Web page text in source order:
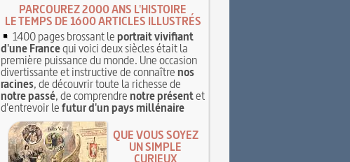
PARCOUREZ 2000 ANS L'HISTOIRE
LE TEMPS DE 1600 ARTICLES ILLUSTRÉS
1400 pages brossant leportrait vivifiant
d'une Francequi voici deux siècles était la
première puissance du monde. Une occasion
divertissante et instructive de connaîtrenos
racines, de découvrir toute la richesse de
notre passé, de comprendrenotre présentet
d'entrevoir lefutur d'un pays millénaire
QUE VOUS SOYEZ
UN SIMPLE
CURIEUX